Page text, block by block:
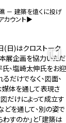
－ 建築を遠くに投げ
カウント▶︎